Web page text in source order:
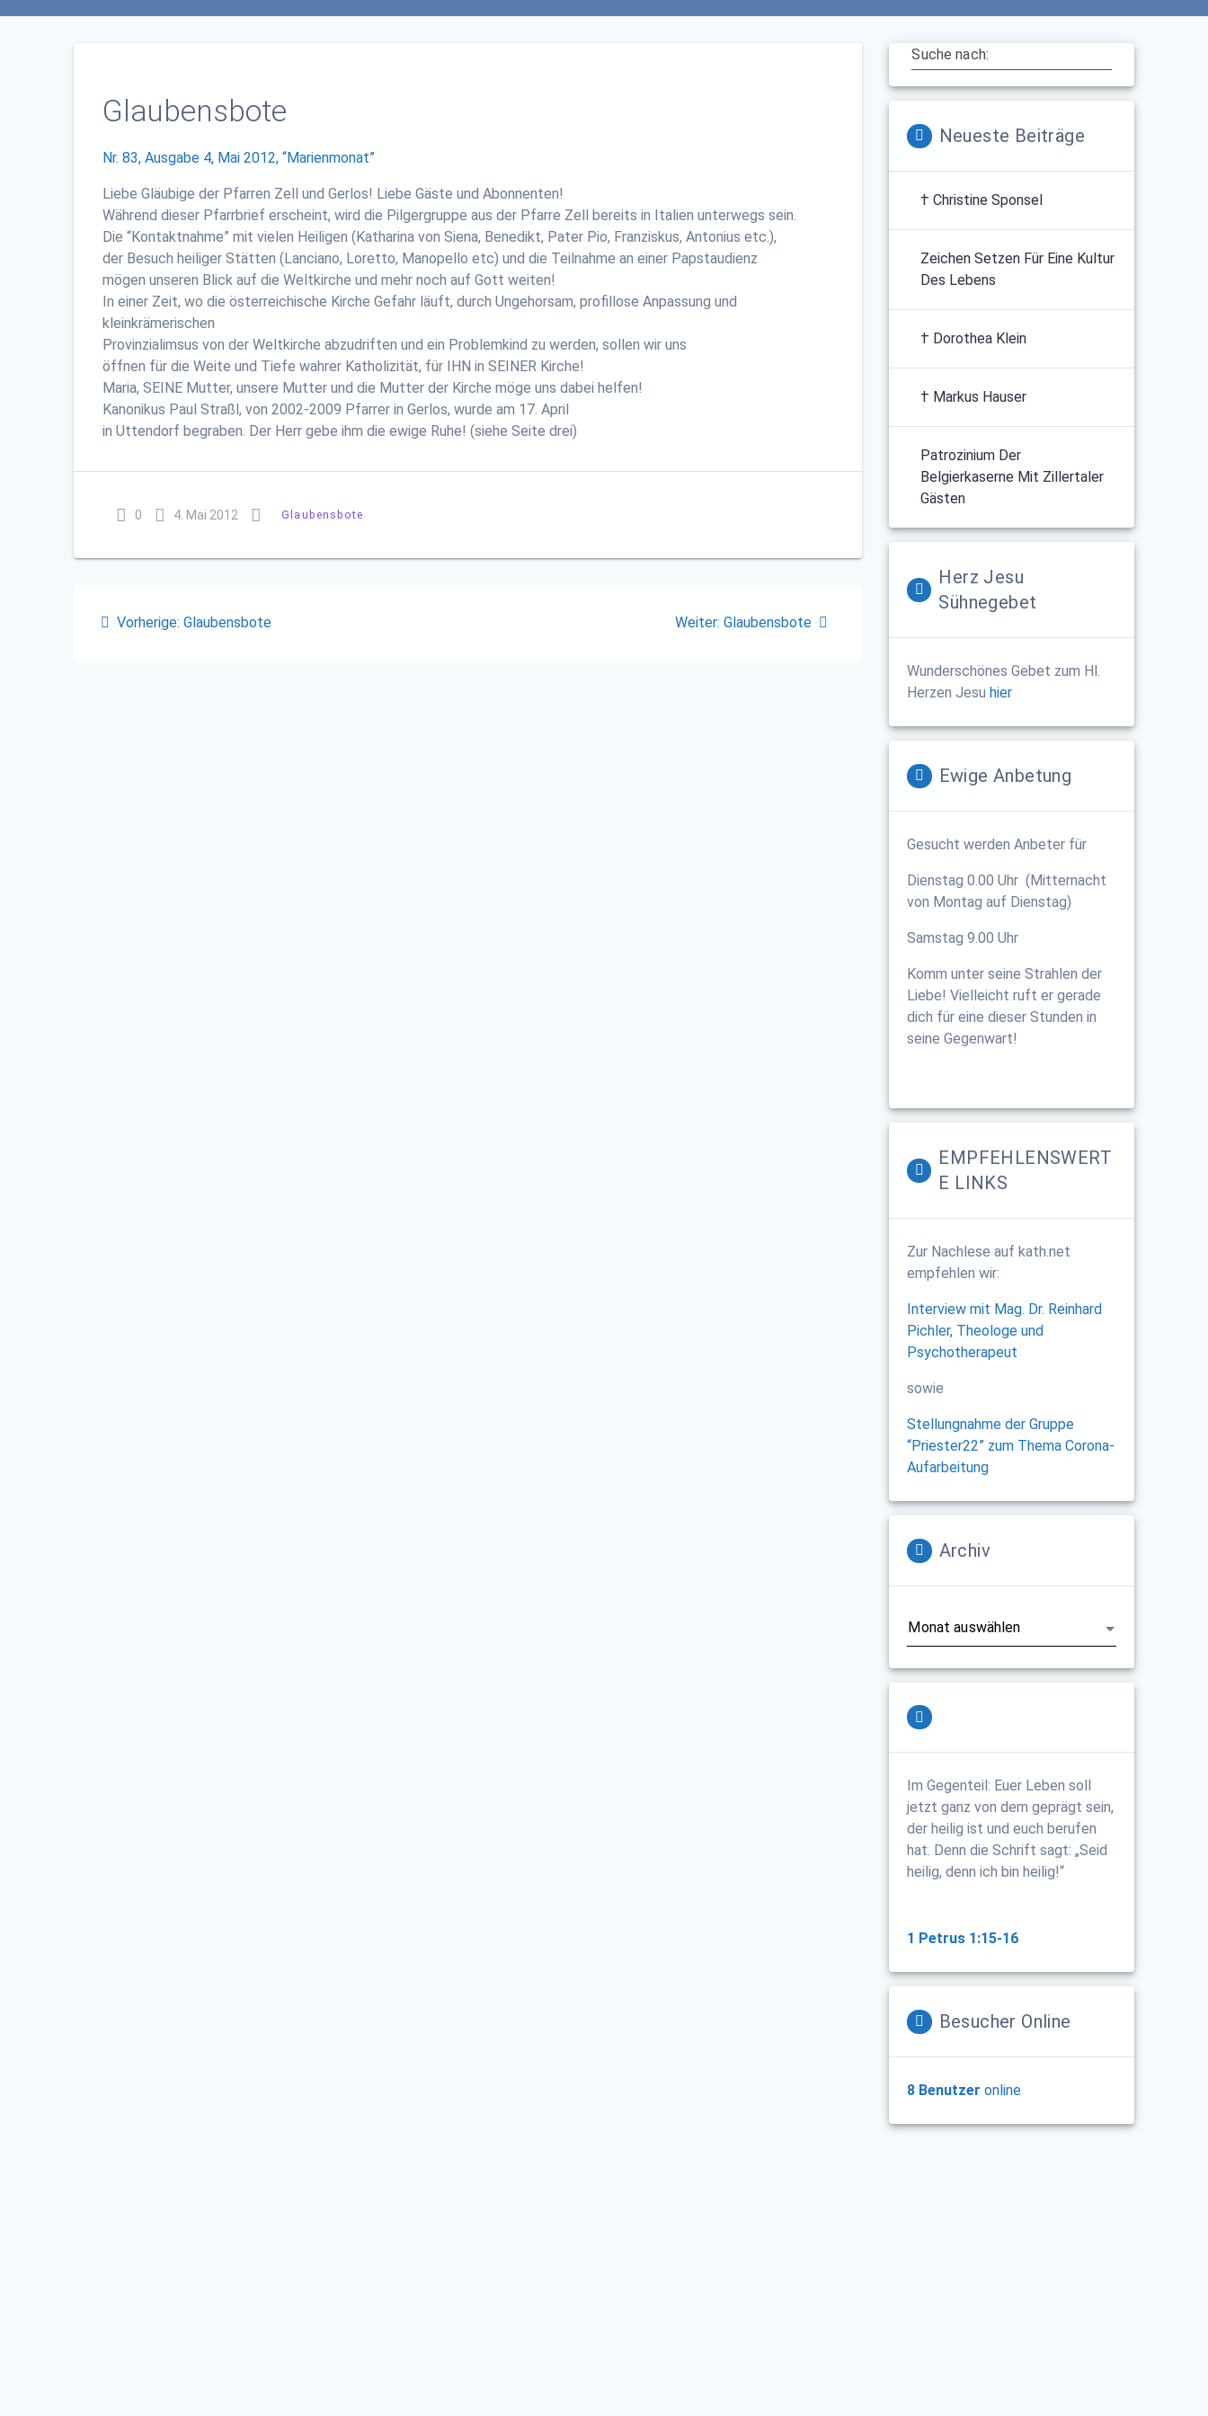
Glaubensbote
Nr. 83, Ausgabe 4, Mai 2012, “Marienmonat”
Liebe Gläubige der Pfarren Zell und Gerlos! Liebe Gäste und Abonnenten!
Während dieser Pfarrbrief erscheint, wird die Pilgergruppe aus der Pfarre Zell bereits in Italien unterwegs sein.
Die “Kontaktnahme” mit vielen Heiligen (Katharina von Siena, Benedikt, Pater Pio, Franziskus, Antonius etc.),
der Besuch heiliger Stätten (Lanciano, Loretto, Manopello etc) und die Teilnahme an einer Papstaudienz
mögen unseren Blick auf die Weltkirche und mehr noch auf Gott weiten!
In einer Zeit, wo die österreichische Kirche Gefahr läuft, durch Ungehorsam, profillose Anpassung und
kleinkrämerischen
Provinzialimsus von der Weltkirche abzudriften und ein Problemkind zu werden, sollen wir uns
öffnen für die Weite und Tiefe wahrer Katholizität, für IHN in SEINER Kirche!
Maria, SEINE Mutter, unsere Mutter und die Mutter der Kirche möge uns dabei helfen!
Kanonikus Paul Straßl, von 2002-2009 Pfarrer in Gerlos, wurde am 17. April
in Uttendorf begraben. Der Herr gebe ihm die ewige Ruhe! (siehe Seite drei)
0 4. Mai 2012 Glaubensbote
Beitragsnavigation
Vorherige: Vorheriger
Glaubensbote Weiter: Nächster
Glaubensbote
Suche nach:
Neueste Beiträge
† Christine Sponsel
Zeichen Setzen Für Eine Kultur
Des Lebens
† Dorothea Klein
† Markus Hauser
Patrozinium Der
Belgierkaserne Mit Zillertaler
Gästen
Herz Jesu
Sühnegebet
Wunderschönes Gebet zum Hl.
Herzen Jesu hier
Ewige Anbetung
Gesucht werden Anbeter für
Dienstag 0.00 Uhr (Mitternacht
von Montag auf Dienstag)
Samstag 9.00 Uhr
Komm unter seine Strahlen der
Liebe! Vielleicht ruft er gerade
dich für eine dieser Stunden in
seine Gegenwart!
EMPFEHLENSWERT
E LINKS
Zur Nachlese auf kath.net
empfehlen wir:
Interview mit Mag. Dr. Reinhard
Pichler, Theologe und
Psychotherapeut
sowie
Stellungnahme der Gruppe
“Priester22” zum Thema Corona-
Aufarbeitung
Archiv
Im Gegenteil: Euer Leben soll
jetzt ganz von dem geprägt sein,
der heilig ist und euch berufen
hat. Denn die Schrift sagt: „Seid
heilig, denn ich bin heilig!“
1 Petrus 1:15-16
Besucher Online
8 Benutzer online